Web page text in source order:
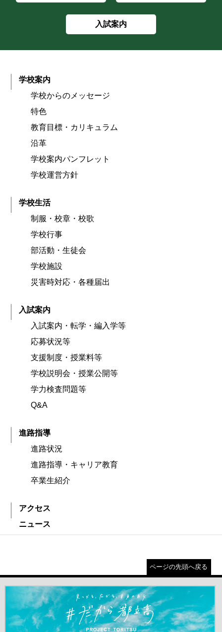
入試案内
学校案内
学校からのメッセージ
特色
教育目標・カリキュラム
沿革
学校案内パンフレット
学校運営方針
学校生活
制服・校章・校歌
学校行事
部活動・生徒会
学校施設
災害時対応・各種届出
入試案内
入試案内・転学・編入学等
応募状況等
支援制度・授業料等
学校説明会・授業公開等
学力検査問題等
Q&A
進路指導
進路状況
進路指導・キャリア教育
卒業生紹介
アクセス
ニュース
ページの先頭へ戻る
＃だから都立高（別ウインドウが開きます）